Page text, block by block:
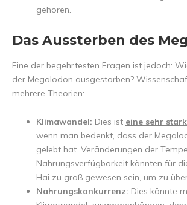
gehören.
Das Aussterben des
Eine der begehrtesten Fragen ist jedoch:
der Megalodon ausgestorben?
mehrere Theorien:
Klimawandel: Dies ist eine sehr
wenn man bedenkt, dass der
gelebt hat. Veränderungen der
Nahrungsverfügbarkeit könnten für
Hai zu groß gewesen sein, um zu
Nahrungskonkurrenz: Dies könnte